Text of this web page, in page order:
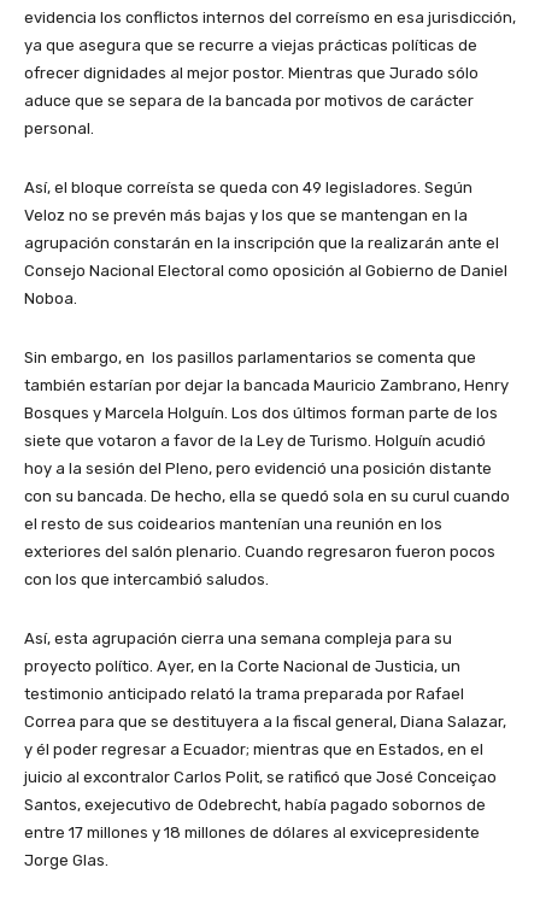
evidencia los conflictos internos del correísmo en esa jurisdicción,
ya que asegura que se recurre a viejas prácticas políticas de
ofrecer dignidades al mejor postor. Mientras que Jurado sólo
aduce que se separa de la bancada por motivos de carácter
personal.
Así, el bloque correísta se queda con 49 legisladores. Según
Veloz no se prevén más bajas y los que se mantengan en la
agrupación constarán en la inscripción que la realizarán ante el
Consejo Nacional Electoral como oposición al Gobierno de Daniel
Noboa.
Sin embargo, en los pasillos parlamentarios se comenta que
también estarían por dejar la bancada Mauricio Zambrano, Henry
Bosques y Marcela Holguín. Los dos últimos forman parte de los
siete que votaron a favor de la Ley de Turismo. Holguín acudió
hoy a la sesión del Pleno, pero evidenció una posición distante
con su bancada. De hecho, ella se quedó sola en su curul cuando
el resto de sus coidearios mantenían una reunión en los
exteriores del salón plenario. Cuando regresaron fueron pocos
con los que intercambió saludos.
Así, esta agrupación cierra una semana compleja para su
proyecto político. Ayer, en la Corte Nacional de Justicia, un
testimonio anticipado relató la trama preparada por Rafael
Correa para que se destituyera a la fiscal general, Diana Salazar,
y él poder regresar a Ecuador; mientras que en Estados, en el
juicio al excontralor Carlos Polit, se ratificó que José Conceiçao
Santos, exejecutivo de Odebrecht, había pagado sobornos de
entre 17 millones y 18 millones de dólares al exvicepresidente
Jorge Glas.